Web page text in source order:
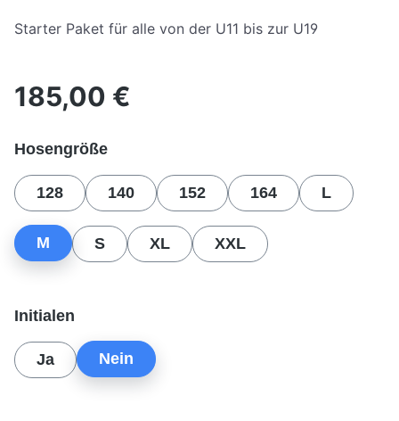
Starter Paket für alle von der U11 bis zur U19
Regulärer Preis:
185,00 €
Hosengrößeauswählen
128 140 152 164 L
M S XL XXL
Initialen
Ja Nein